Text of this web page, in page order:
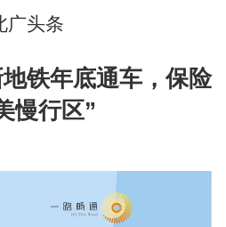
广头条
铁年底通车，保险
慢行区”